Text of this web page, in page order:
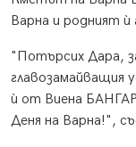
Варна и родният ѝ
"Потърсих Дара,
главозамайващия
ѝ от Виена
Деня на Варна!",